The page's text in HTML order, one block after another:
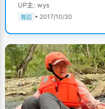
UP主: wys
舞蹈 • 2017/10/30